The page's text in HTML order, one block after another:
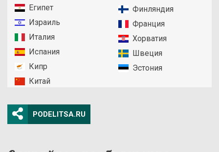
Египет
Израиль
Италия
Испания
Кипр
Китай
Финляндия
Франция
Хорватия
Швеция
Эстония
PODELITSA.RU